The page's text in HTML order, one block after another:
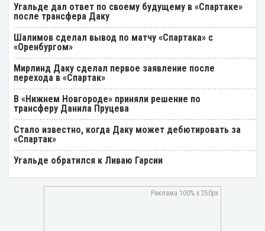
Угальде дал ответ по своему будущему в «Спартаке»
после трансфера Даку
Шалимов сделал вывод по матчу «Спартака» с
«Оренбургом»
Мирлинд Даку сделал первое заявление после
перехода в «Спартак»
В «Нижнем Новгороде» приняли решение по
трансферу Данила Пруцева
Стало известно, когда Даку может дебютировать за
«Спартак»
Угальде обратился к Ливаю Гарсии